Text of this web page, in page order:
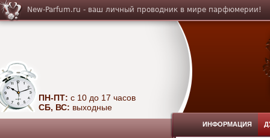
New-Parfum.ru - ваш личный проводник в мире парфюмерии!
ПН-ПТ: с 10 до 17 часов
СБ, ВС: выходные
ИНФОРМАЦИЯ